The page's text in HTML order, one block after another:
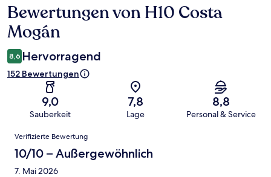
Bewertungen
Bewertungen von H10 Costa
Mogán
8,6 Hervorragend
152 Bewertungen
9,0
Sauberkeit
7,8
Lage
8,8
Personal & Service
Bewertungen
Verifizierte Bewertung
10/10 – Außergewöhnlich
7. Mai 2026